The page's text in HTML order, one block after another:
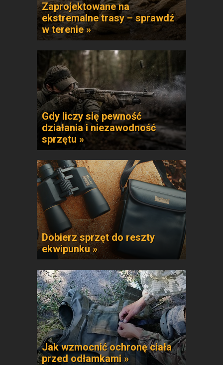
Zaprojektowane na
ekstremalne trasy – sprawdź
w terenie »
Gdy liczy się pewność
działania i niezawodność
sprzętu »
Dobierz sprzęt do reszty
ekwipunku »
Jak wzmocnić ochronę ciała
przed odłamkami »